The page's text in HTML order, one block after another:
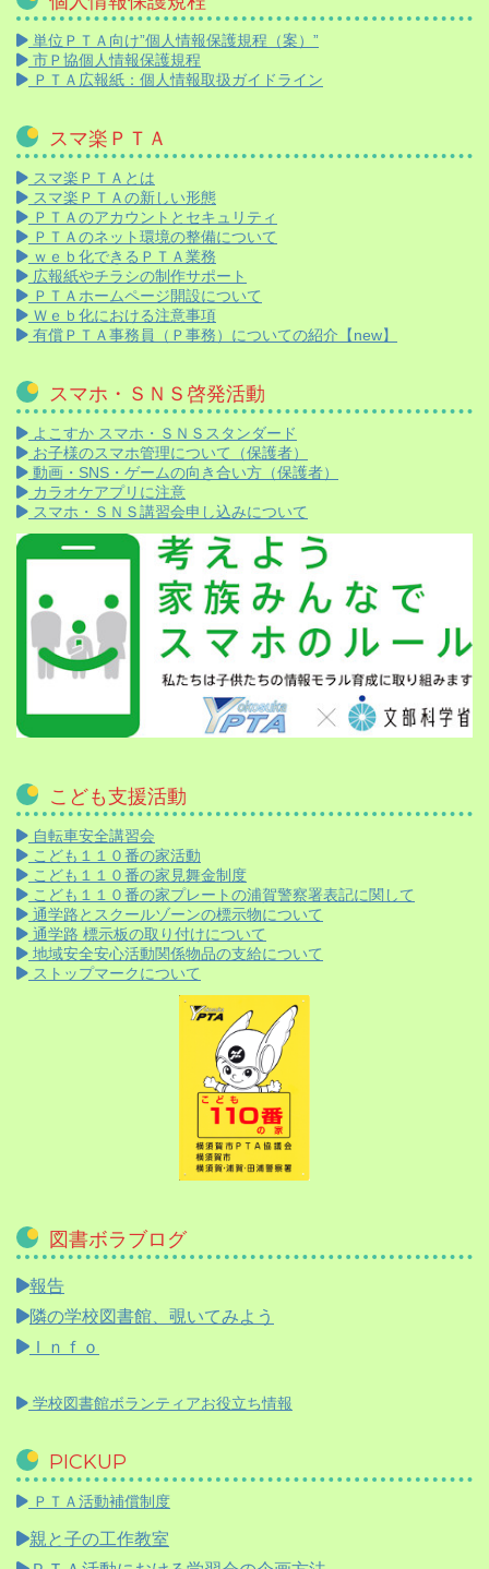
単位ＰＴＡ向け”個人情報保護規程（案）”
市Ｐ協個人情報保護規程
ＰＴＡ広報紙：個人情報取扱ガイドライン
スマ楽ＰＴＡ
スマ楽ＰＴＡとは
スマ楽ＰＴＡの新しい形態
ＰＴＡのアカウントとセキュリティ
ＰＴＡのネット環境の整備について
ｗｅｂ化できるＰＴＡ業務
広報紙やチラシの制作サポート
ＰＴＡホームページ開設について
Ｗｅｂ化における注意事項
有償ＰＴＡ事務員（Ｐ事務）についての紹介【new】
スマホ・ＳＮＳ啓発活動
よこすか スマホ・ＳＮＳスタンダード
お子様のスマホ管理について（保護者）
動画・SNS・ゲームの向き合い方（保護者）
カラオケアプリに注意
スマホ・ＳＮＳ講習会申し込みについて
こども支援活動
自転車安全講習会
こども１１０番の家活動
こども１１０番の家見舞金制度
こども１１０番の家プレートの浦賀警察署表記に関して
通学路とスクールゾーンの標示物について
通学路 標示板の取り付けについて
地域安全安心活動関係物品の支給について
ストップマークについて
図書ボラブログ
報告
隣の学校図書館、覗いてみよう
Ｉｎｆｏ
学校図書館ボランティアお役立ち情報
PICKUP
ＰＴＡ活動補償制度
親と子の工作教室